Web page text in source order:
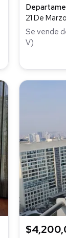
21 De
Se vende
V)